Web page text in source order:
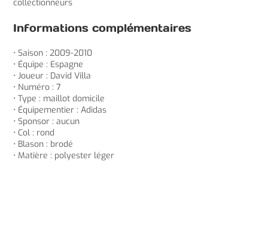
collectionneurs
Informations complémentaires
• Saison : 2009-2010
• Équipe : Espagne
• Joueur : David Villa
• Numéro : 7
• Type : maillot domicile
• Équipementier : Adidas
• Sponsor : aucun
• Col : rond
• Blason : brodé
• Matière : polyester léger